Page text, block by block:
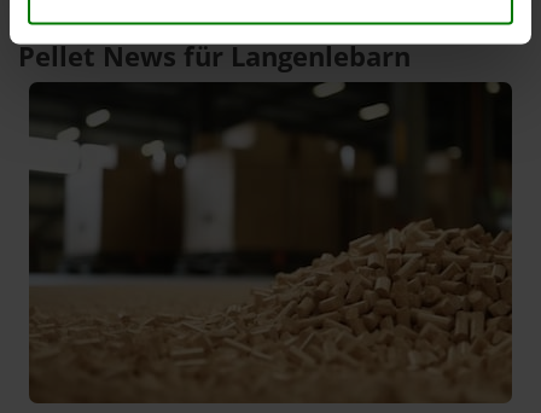
Pellet News für Langenlebarn